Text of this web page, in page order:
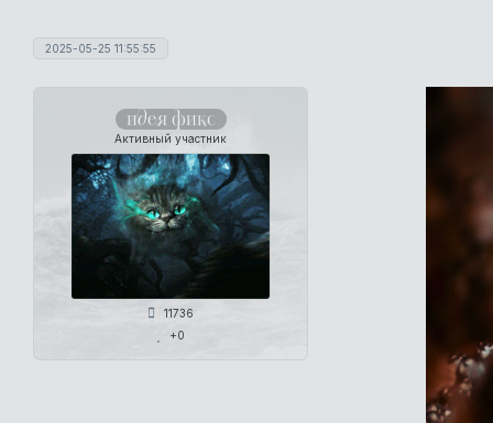
2025-05-25 11:55:55
идея фикс
Активный участник
11736
+0